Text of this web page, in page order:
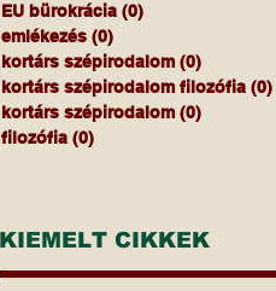
EU bürokrácia (0)
emlékezés (0)
kortárs szépirodalom (0)
kortárs szépirodalom filozófia (0)
kortárs szépirodalom (0)
filozófia (0)
KIEMELT CIKKEK